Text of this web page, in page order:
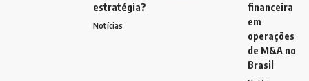
estratégia?
Notícias
financeira
em
operações
de M&A no
Brasil